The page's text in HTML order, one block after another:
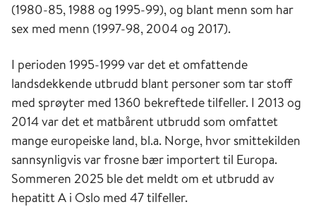
(1980-85, 1988 og 1995-99), og blant menn som har
sex med menn (1997-98, 2004 og 2017).
I perioden 1995-1999 var det et omfattende
landsdekkende utbrudd blant personer som tar stoff
med sprøyter med 1360 bekreftede tilfeller. I 2013 og
2014 var det et matbårent utbrudd som omfattet
mange europeiske land, bl.a. Norge, hvor smittekilden
sannsynligvis var frosne bær importert til Europa.
Sommeren 2025 ble det meldt om et utbrudd av
hepatitt A i Oslo med 47 tilfeller.